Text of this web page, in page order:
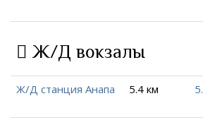
Ж/Д вокзалы
Ж/Д станция Анапа 5.4 км